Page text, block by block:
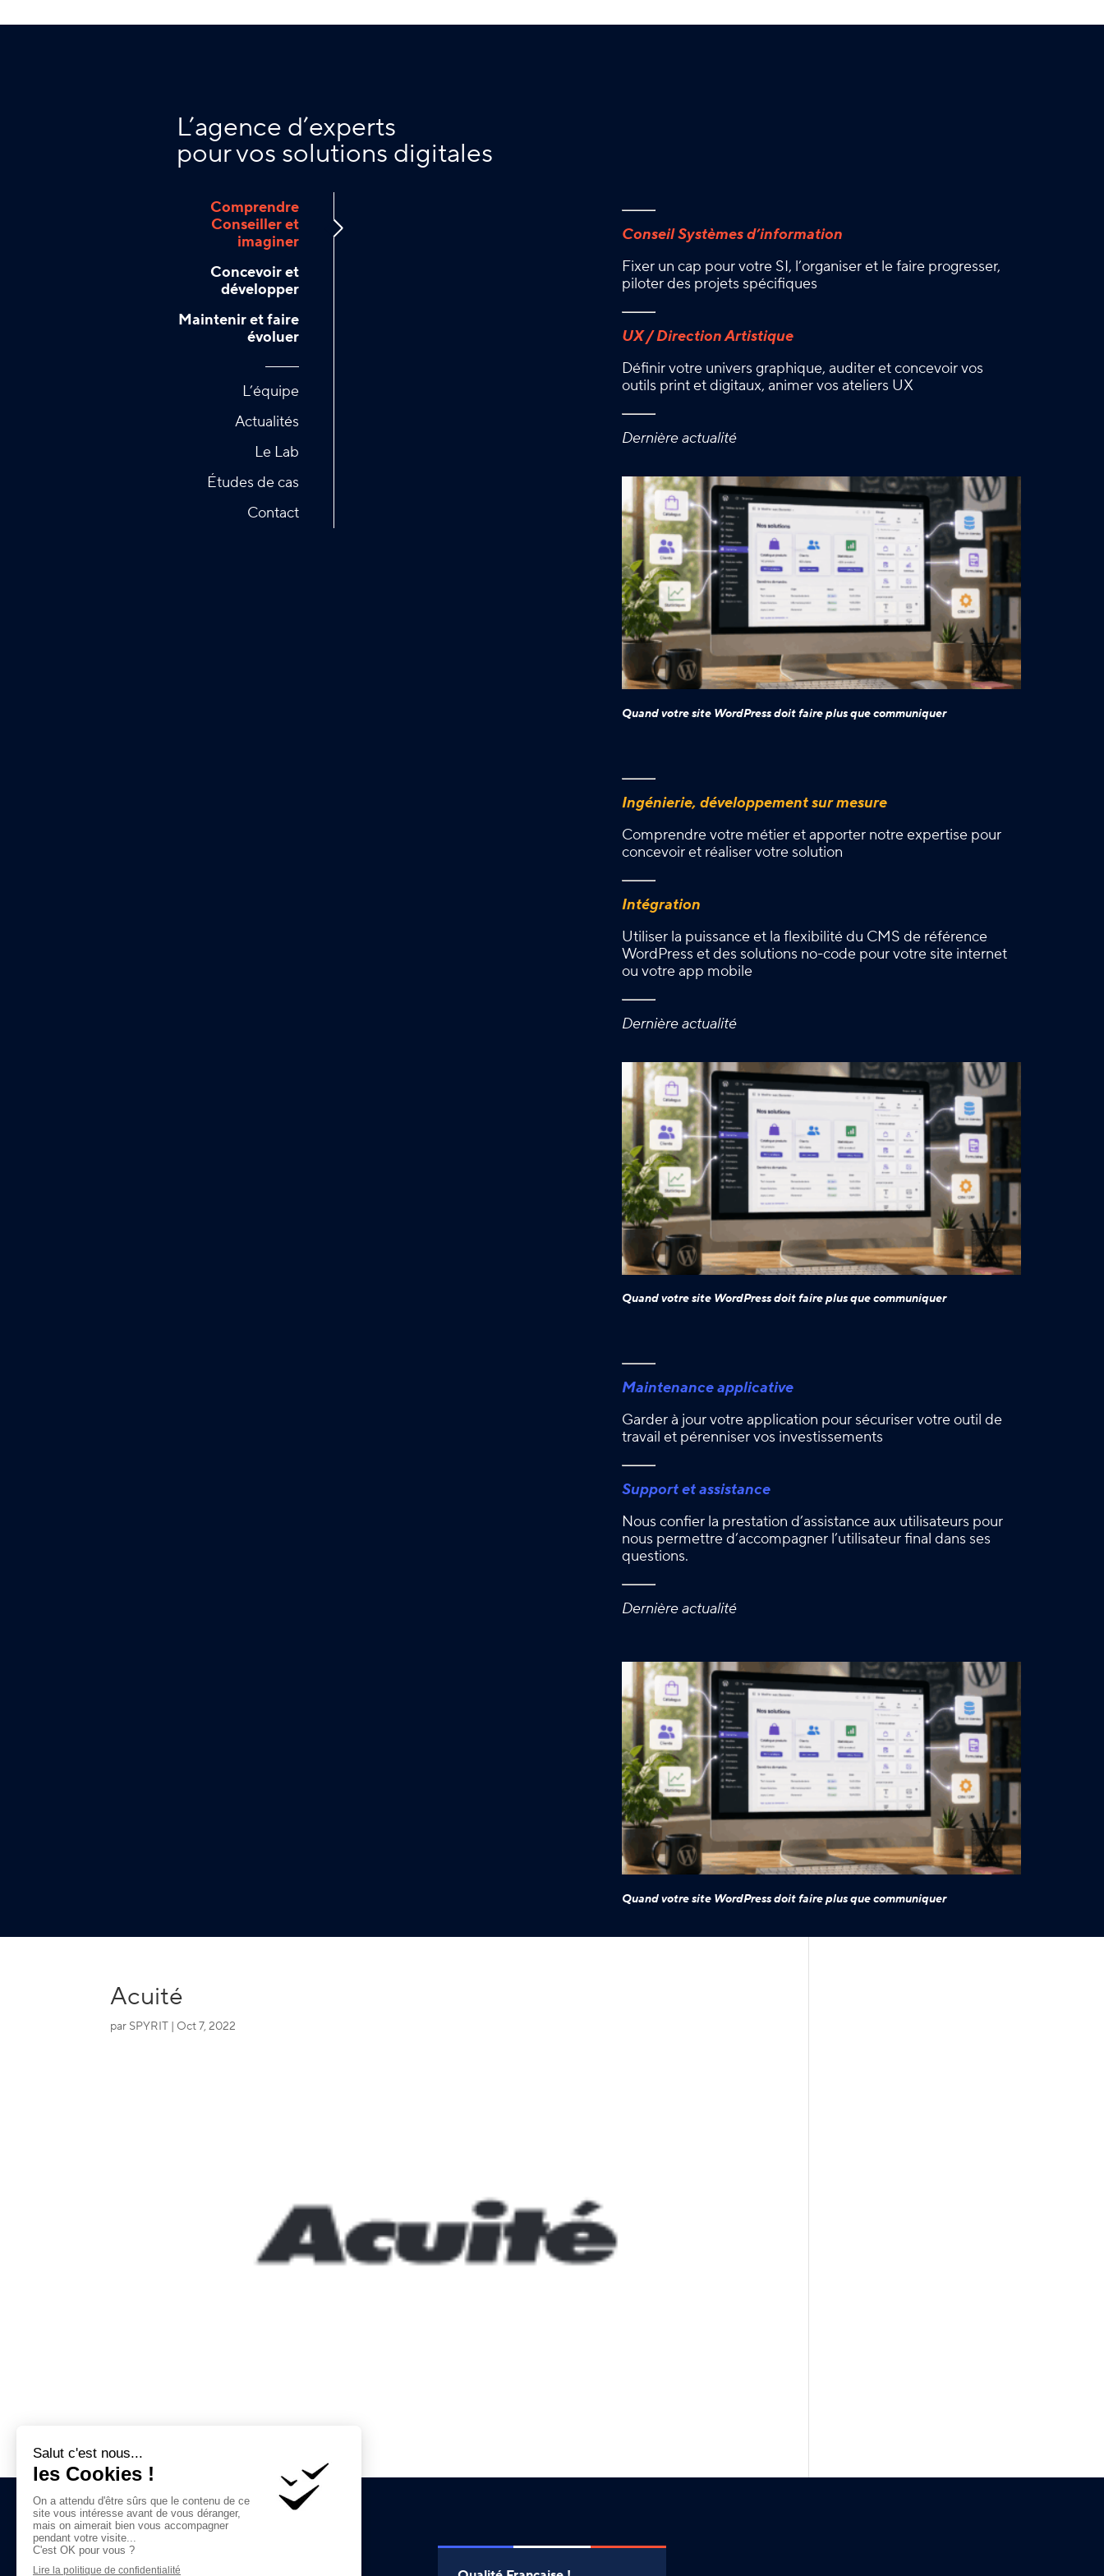
L’agence d’experts
pour vos solutions digitales
Comprendre
Conseiller et
imaginer
Concevoir et
développer
Maintenir et faire
évoluer
L’équipe
Actualités
Le Lab
Études de cas
Contact
Conseil Systèmes d’information
Fixer un cap pour votre SI, l’organiser et le faire progresser,
piloter des projets spécifiques
UX / Direction Artistique
Définir votre univers graphique, auditer et concevoir vos
outils print et digitaux, animer vos ateliers UX
Dernière actualité
Quand votre site WordPress doit faire plus que communiquer
Ingénierie, développement sur mesure
Comprendre votre métier et apporter notre expertise pour
concevoir et réaliser votre solution
Intégration
Utiliser la puissance et la flexibilité du CMS de référence
WordPress et des solutions no-code pour votre site internet
ou votre app mobile
Dernière actualité
Quand votre site WordPress doit faire plus que communiquer
Maintenance applicative
Garder à jour votre application pour sécuriser votre outil de
travail et pérenniser vos investissements
Support et assistance
Nous confier la prestation d’assistance aux utilisateurs pour
nous permettre d’accompagner l’utilisateur final dans ses
questions.
Dernière actualité
Quand votre site WordPress doit faire plus que communiquer
Acuité
par SPYRIT | Oct 7, 2022
2 rue du Pont Colbert, 78000 Versailles, France